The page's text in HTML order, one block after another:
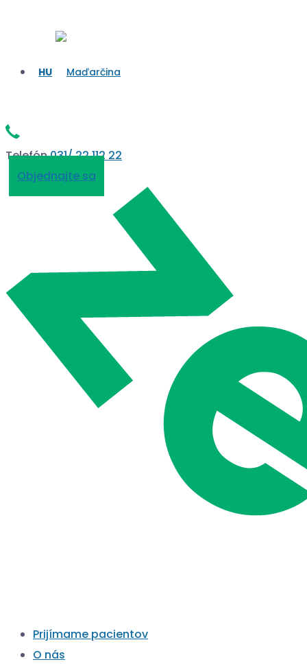
Telefón031/ 22 112 22
Objednajte sa
Prijímame pacientov
O nás